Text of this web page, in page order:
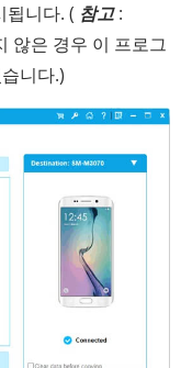
됩니다. ( 참고:
않은 경우 이 프로그
니다.)